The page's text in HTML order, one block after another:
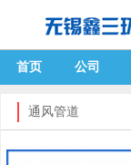
首页 公司
通风管道